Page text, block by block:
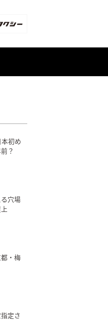
初め
？
穴場
・梅
定さ